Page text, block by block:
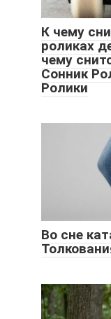
К чему
роликах
чему
Сонник
Ролики
Во сне